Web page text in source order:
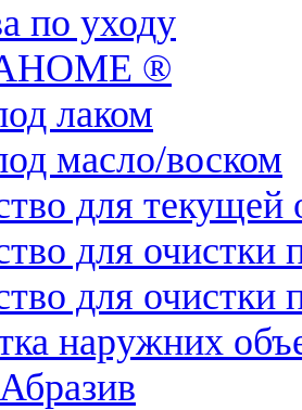
по уходу
®
лаком
масло/воском
для текущей
для очистки
для очистки
наружних